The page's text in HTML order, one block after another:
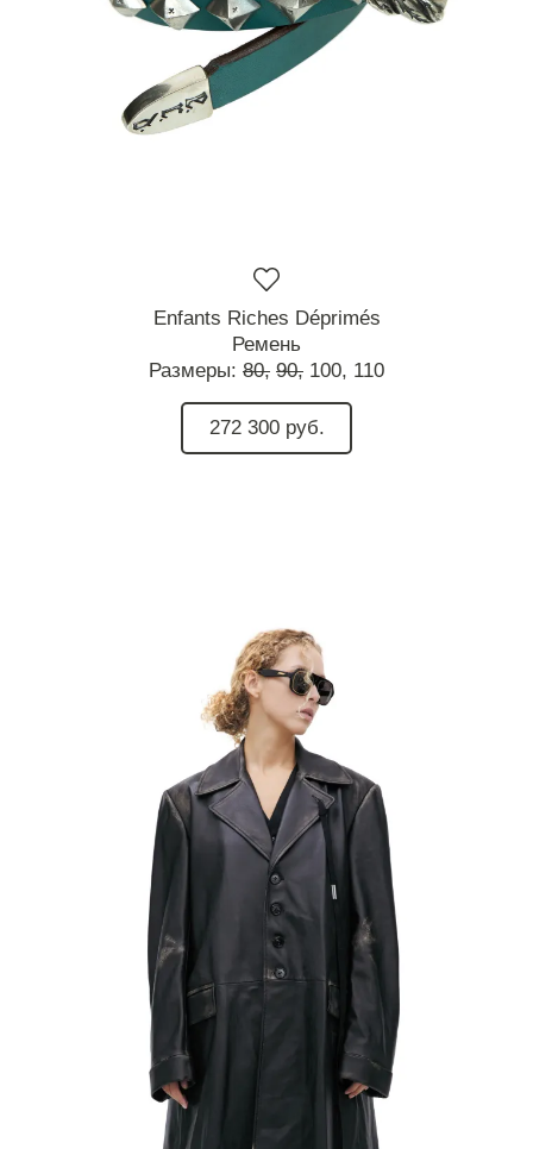
Enfants Riches Déprimés
Ремень
Размеры: 80, 90, 100, 110
272 300 руб.